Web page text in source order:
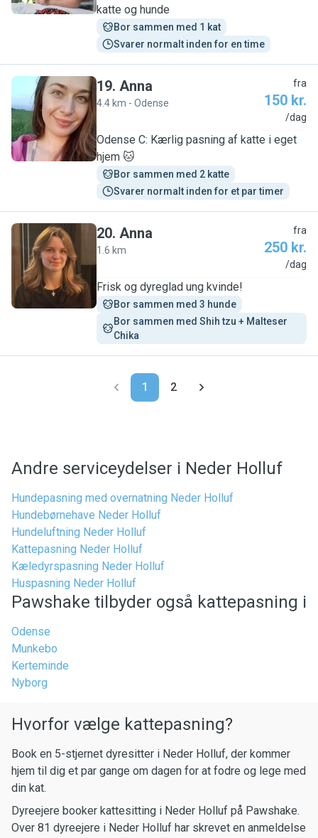
katte og hunde
Bor sammen med 1 kat
Svarer normalt inden for en time
A
19. Anna
4.4 km - Odense
fra
150 kr.
/dag
Odense C: Kærlig pasning af katte i eget
hjem 🐱
Bor sammen med 2 katte
Svarer normalt inden for et par timer
A
20. Anna
1.6 km
fra
250 kr.
/dag
Frisk og dyreglad ung kvinde!
Bor sammen med 3 hunde
Bor sammen med Shih tzu + Malteser
Chika
1 2
Andre serviceydelser i Neder Holluf
Hundepasning med overnatning Neder Holluf
Hundebørnehave Neder Holluf
Hundeluftning Neder Holluf
Kattepasning Neder Holluf
Kæledyrspasning Neder Holluf
Huspasning Neder Holluf
Pawshake tilbyder også kattepasning i
Odense
Munkebo
Kerteminde
Nyborg
Hvorfor vælge kattepasning?
Book en 5-stjernet dyresitter i Neder Holluf, der kommer
hjem til dig et par gange om dagen for at fodre og lege med
din kat.
Dyreejere booker kattesitting i Neder Holluf på Pawshake.
Over 81 dyreejere i Neder Holluf har skrevet en anmeldelse